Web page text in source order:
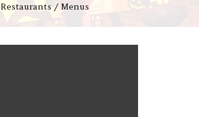
Restaurants / Menus